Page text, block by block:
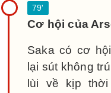
Cơ hội của
Saka có cơ
lại sút không
lùi về kịp thời